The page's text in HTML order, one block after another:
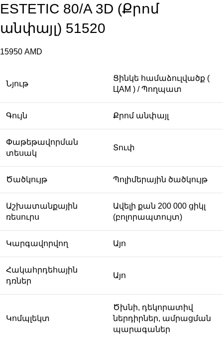
ESTETIC 80/A 3D (Քրոմ
անփայլ) 51520
15950 AMD
Նյութ
Ցինկե համաձուլվածք (
ЦАМ ) / Պողպատ
Գույն Քրոմ անփայլ
Փաթեթավորման
տեսակ
Տուփ
Ծածկույթ Պոլիմերային ծածկույթ
Աշխատանքային
ռեսուրս
Ավելի քան 200 000 ցիկլ
(բոլորապտույտ)
Կարգավորվող Այո
Հակահրդեհային
դռներ
Այո
Կոմպլեկտ
Ծխնի, դեկորատիվ
ներդիրներ, ամրացման
պարագաներ